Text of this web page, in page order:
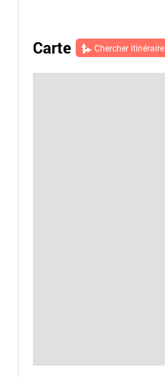
Carte Chercher itinéraire